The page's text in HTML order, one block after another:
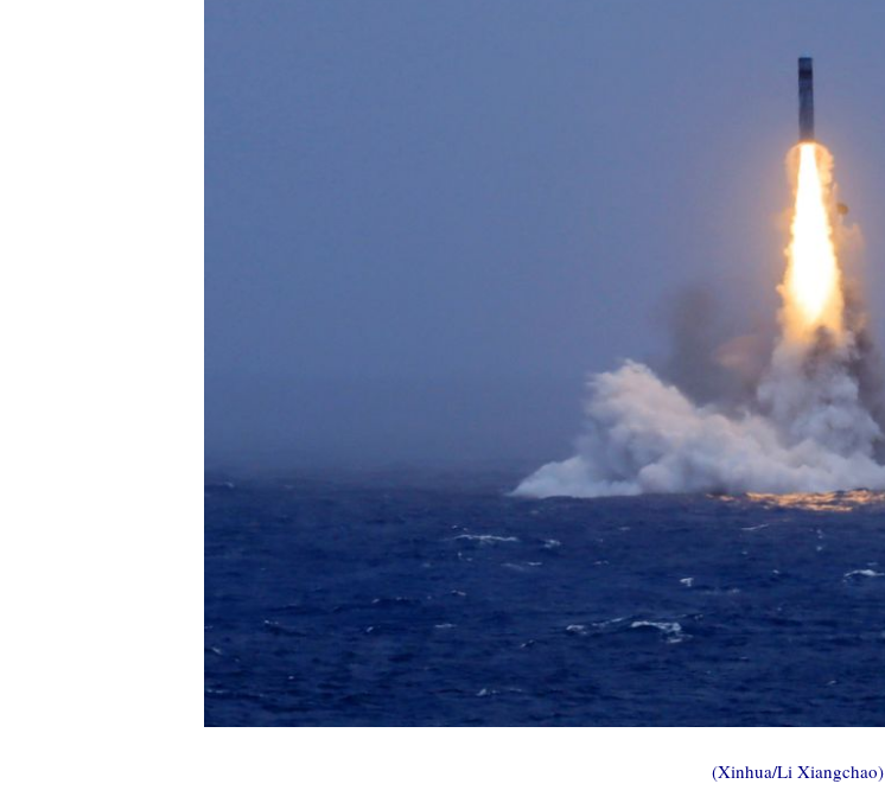
(Xinhua/Li Xiangchao)